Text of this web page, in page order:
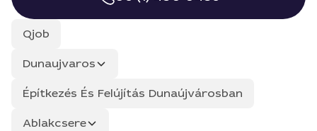
Qjob
Dunaujvaros
Építkezés És Felújítás Dunaújvárosban
Ablakcsere